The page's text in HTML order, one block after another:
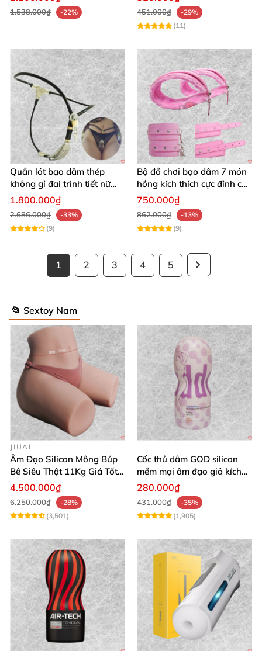
1.538.000₫ -22% 451.000₫
-29%
(11)
Quần lót bạo dâm thép
không gỉ đai trinh tiết nữ
sexy kích thích
1.800.000₫
2.686.000₫
-33%
(9)
Bộ đồ chơi bạo dâm 7 món
hồng kích thích cực đỉnh cho
đôi
750.000₫
862.000₫
-13%
(9)
1 2 3 4 5
📂 Sextoy Nam
JIUAI
Âm Đạo Silicon Mông Búp
Bê Siêu Thật 11Kg Giá Tốt
Hàng Nhật
4.500.000₫
6.250.000₫
-28%
(3,501)
Cốc thủ dâm GOD silicon
mềm mại âm đạo giả kích
thích mạnh mẽ
280.000₫
431.000₫
-35%
(1,905)